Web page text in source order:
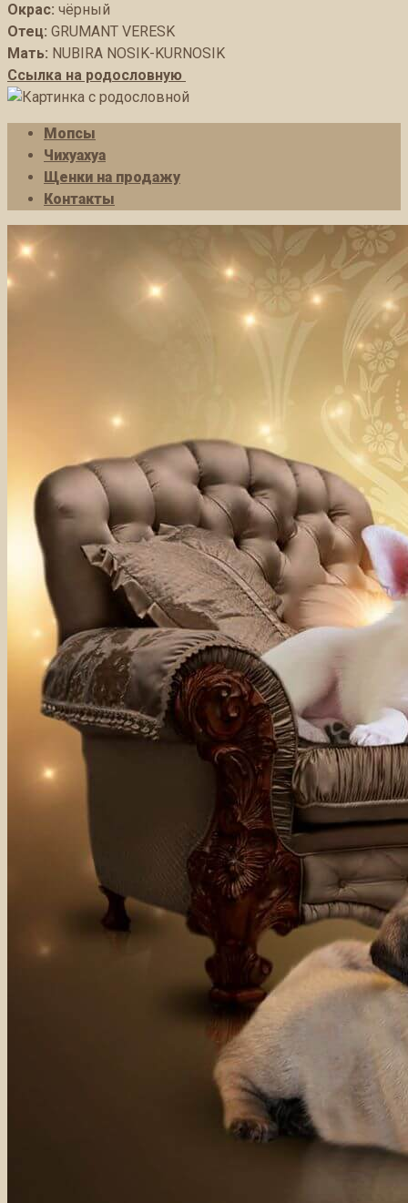
Окрас: чёрный
Отец: GRUMANT VERESK
Мать: NUBIRA NOSIK-KURNOSIK
Ссылка на родословную
Мопсы
Чихуахуа
Щенки на продажу
Контакты